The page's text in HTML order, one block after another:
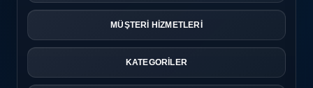
MÜŞTERİ HİZMETLERİ
KATEGORİLER